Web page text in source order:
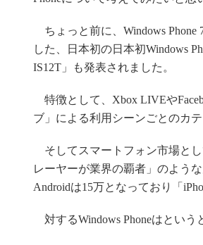
ちょっと前に、Windows Phone
した、日本初の日本初Windows
IS12T」も発表されました。
特徴として、Xbox LIVEや
ブ」による利用シーンごとのカ
そしてスマートフォン市場と
レーヤーが業界の覇者」のよう
Androidは15万となっており「
対するWindows Phoneはという